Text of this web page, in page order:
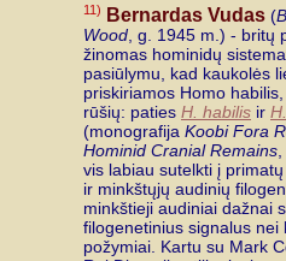
11) Bernardas Vudas (
Wood , g. 1945 m.) - britų
žinomas hominidų
pasiūlymu, kad kaukolės
priskiriamos Homo
rūšių: paties H. habilis ir
(monografija Koobi Fora
Hominid Cranial Remains
vis labiau sutelkti į
ir minkštųjų audinių
minkštieji audiniai dažnai
filogenetinius signalus nei
požymiai. Kartu su Mark